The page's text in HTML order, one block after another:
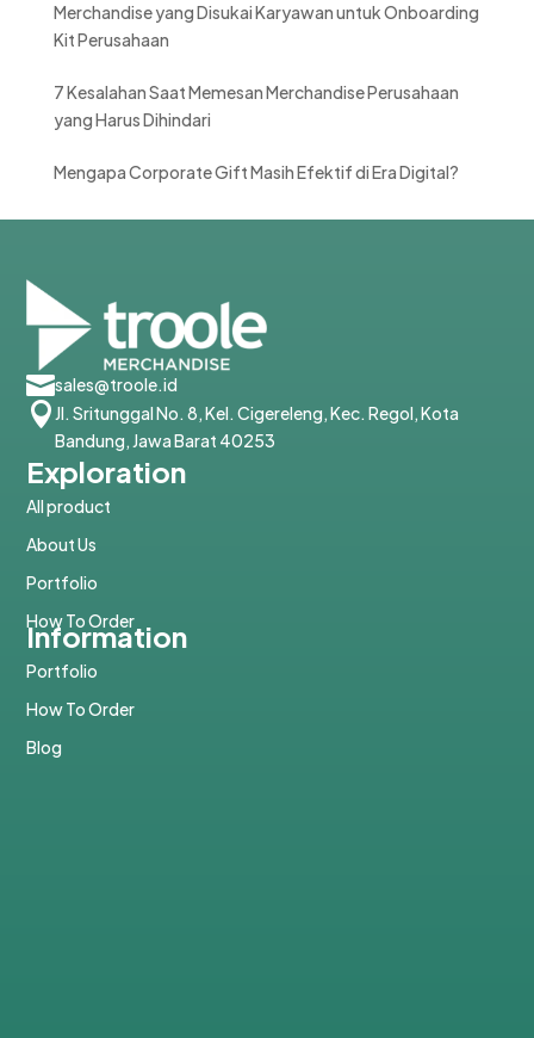
Merchandise yang Disukai Karyawan untuk Onboarding
Kit Perusahaan
7 Kesalahan Saat Memesan Merchandise Perusahaan
yang Harus Dihindari
Mengapa Corporate Gift Masih Efektif di Era Digital?
sales@troole.id
Jl. Sritunggal No. 8, Kel. Cigereleng, Kec. Regol, Kota
Bandung, Jawa Barat 40253
Exploration
All product
About Us
Portfolio
How To Order
Information
Portfolio
How To Order
Blog